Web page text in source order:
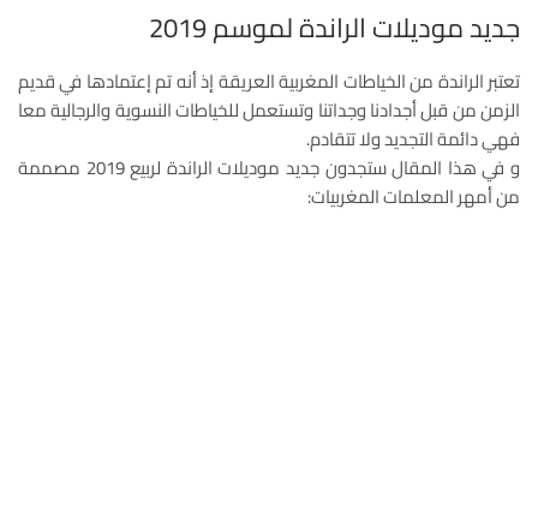
جديد موديلات الراندة لموسم 2019
تعتبر الراندة من الخياطات المغربية العريقة إذ أنه تم إعتمادها في قديم
الزمن من قبل أجدادنا وجداتنا وتستعمل للخياطات النسوية والرجالية معا
فهي دائمة التجديد ولا تتقادم.
و في هذا المقال ستجدون جديد موديلات الراندة لربيع 2019 مصممة
من أمهر المعلمات المغربيات: